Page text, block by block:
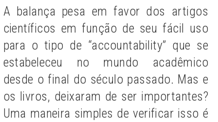
A balança pesa em favor dos artigos
científicos em função de seu fácil uso
para o tipo de “accountability” que se
estabeleceu no mundo acadêmico
desde o final do século passado. Mas e
os livros, deixaram de ser importantes?
Uma maneira simples de verificar isso é